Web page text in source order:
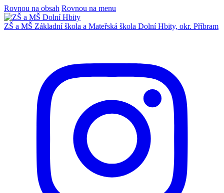
Rovnou na obsah Rovnou na menu
ZŠ a MŠ Základní škola a Mateřská škola Dolní Hbity, okr. Příbram